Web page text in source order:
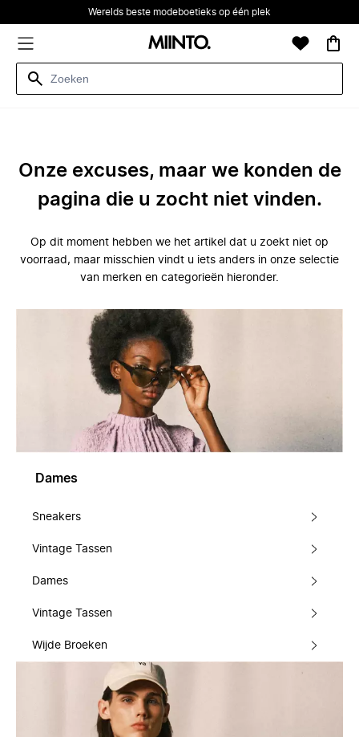
Werelds beste modeboetieks op één plek
Onze excuses, maar we konden de
pagina die u zocht niet vinden.
Op dit moment hebben we het artikel dat u zoekt niet op
voorraad, maar misschien vindt u iets anders in onze selectie
van merken en categorieën hieronder.
Dames
Sneakers
Vintage Tassen
Dames
Vintage Tassen
Wijde Broeken